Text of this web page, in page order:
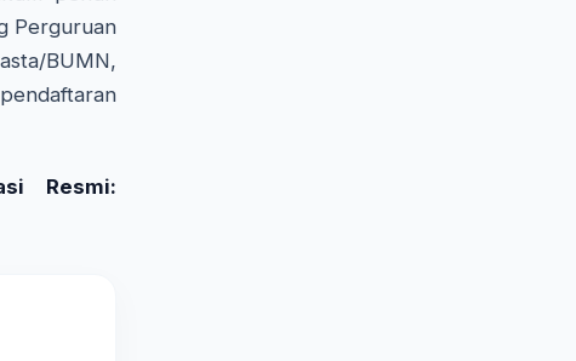
Perguruan
BUMN,
Resmi: